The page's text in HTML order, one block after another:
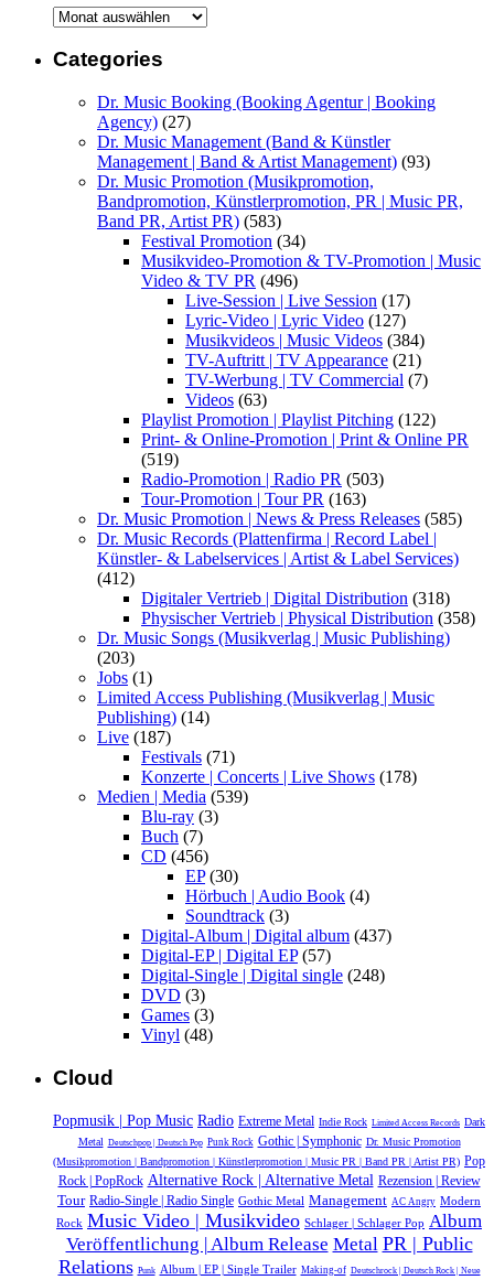
Archive
Categories
Dr. Music Booking (Booking Agentur | Booking
Agency) (27)
Dr. Music Management (Band & Künstler
Management | Band & Artist Management) (93)
Dr. Music Promotion (Musikpromotion,
Bandpromotion, Künstlerpromotion, PR | Music PR,
Band PR, Artist PR) (583)
Festival Promotion (34)
Musikvideo-Promotion & TV-Promotion | Music
Video & TV PR (496)
Live-Session | Live Session (17)
Lyric-Video | Lyric Video (127)
Musikvideos | Music Videos (384)
TV-Auftritt | TV Appearance (21)
TV-Werbung | TV Commercial (7)
Videos (63)
Playlist Promotion | Playlist Pitching (122)
Print- & Online-Promotion | Print & Online PR
(519)
Radio-Promotion | Radio PR (503)
Tour-Promotion | Tour PR (163)
Dr. Music Promotion | News & Press Releases (585)
Dr. Music Records (Plattenfirma | Record Label |
Künstler- & Labelservices | Artist & Label Services)
(412)
Digitaler Vertrieb | Digital Distribution (318)
Physischer Vertrieb | Physical Distribution (358)
Dr. Music Songs (Musikverlag | Music Publishing)
(203)
Jobs (1)
Limited Access Publishing (Musikverlag | Music
Publishing) (14)
Live (187)
Festivals (71)
Konzerte | Concerts | Live Shows (178)
Medien | Media (539)
Blu-ray (3)
Buch (7)
CD (456)
EP(30)
Hörbuch | Audio Book (4)
Soundtrack (3)
Digital-Album | Digital album (437)
Digital-EP | Digital EP(57)
Digital-Single | Digital single (248)
DVD (3)
Games (3)
Vinyl (48)
Cloud
Popmusik | Pop Music Radio Extreme Metal Indie Rock Limited Access Records Dark
Metal Deutschpop | Deutsch Pop Punk Rock Gothic | Symphonic Dr. Music Promotion
(Musikpromotion | Bandpromotion | Künstlerpromotion | Music PR | Band PR | Artist PR) Pop
Rock | PopRock Alternative Rock | Alternative Metal Rezension | Review
Tour Radio-Single | Radio Single Gothic Metal Management AC Angry Modern
Rock Music Video | Musikvideo Schlager | Schlager Pop Album
Veröffentlichung | Album Release Metal PR | Public
Relations Punk Album | EP | Single Trailer Making-of Deutschrock | Deutsch Rock | Neue